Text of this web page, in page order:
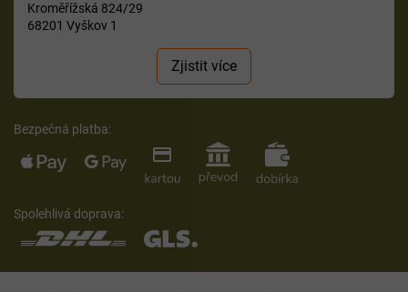
Kroměřížská 824/29
68201 Vyškov 1
Zjistit více
Bezpečná platba:
Spolehlivá doprava: